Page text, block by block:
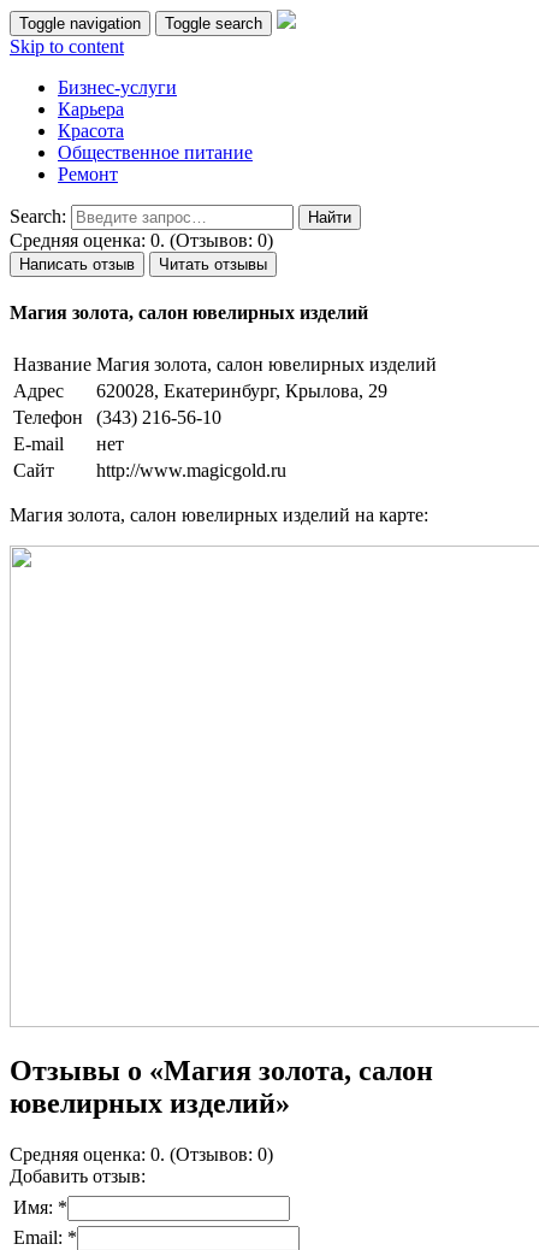
Toggle navigation Toggle search
Skip to content
Бизнес-услуги
Карьера
Красота
Общественное питание
Ремонт
Search:
Средняя оценка: 0. (Отзывов: 0)
Написать отзыв Читать отзывы
Магия золота, салон ювелирных изделий
Название Магия золота, салон ювелирных изделий
Адрес
620028, Екатеринбург, Крылова, 29
Телефон
(343) 216-56-10
E-mail
нет
Сайт
http://www.magicgold.ru
Магия золота, салон ювелирных изделий на карте:
Отзывы о «Магия золота, салон
ювелирных изделий»
Средняя оценка: 0. (Отзывов: 0)
Добавить отзыв:
Имя: *
Email: *